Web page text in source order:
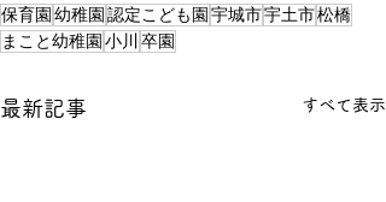
保育園 幼稚園 認定こども園 宇城市宇土市松橋
まこと幼稚園 小川 卒園
最新記事 すべて表示